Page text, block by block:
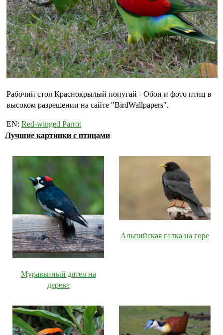
Рабочий стол Краснокрылый попугай - Обои и фото птиц в
высоком разрешении на сайте "BirdWallpapers".
EN: Red-winged Parrot
Лучшие картинки с птицами
Муравьиный дятел на
дереве
Альпийская галка на горе